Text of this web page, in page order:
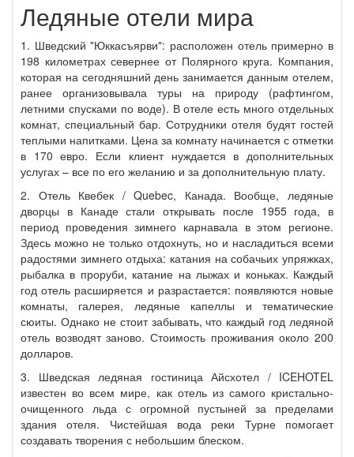
Ледяные отели мира
1. Шведский "Юккасъярви": расположен отель примерно в
198 километрах севернее от Полярного круга. Компания,
которая на сегодняшний день занимается данным отелем,
ранее организовывала туры на природу (рафтингом,
летними спусками по воде). В отеле есть много отдельных
комнат, специальный бар. Сотрудники отеля будят гостей
теплыми напитками. Цена за комнату начинается с отметки
в 170 евро. Если клиент нуждается в дополнительных
услугах – все по его желанию и за дополнительную плату.
2. Отель Квебек / Quebec, Канада. Вообще, ледяные
дворцы в Канаде стали открывать после 1955 года, в
период проведения зимнего карнавала в этом регионе.
Здесь можно не только отдохнуть, но и насладиться всеми
радостями зимнего отдыха: катания на собачьих упряжках,
рыбалка в проруби, катание на лыжах и коньках. Каждый
год отель расширяется и разрастается: появляются новые
комнаты, галерея, ледяные капеллы и тематические
сюиты. Однако не стоит забывать, что каждый год ледяной
отель возводят заново. Стоимость проживания около 200
долларов.
3. Шведская ледяная гостиница Айсхотел / ICEHOTEL
известен во всем мире, как отель из самого кристально-
очищенного льда с огромной пустыней за пределами
здания отеля. Чистейшая вода реки Турне помогает
создавать творения с небольшим блеском.